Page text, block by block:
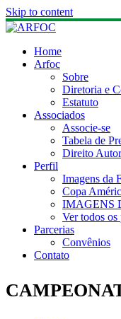
Skip to content
Home
Arfoc
Sobre
Diretoria e
Estatuto
Associados
Associe-se
Tabela de
Direito
Perfil
Imagens da
Copa
IMAGENS
Ver todos os
Parcerias
Convênios
Contato